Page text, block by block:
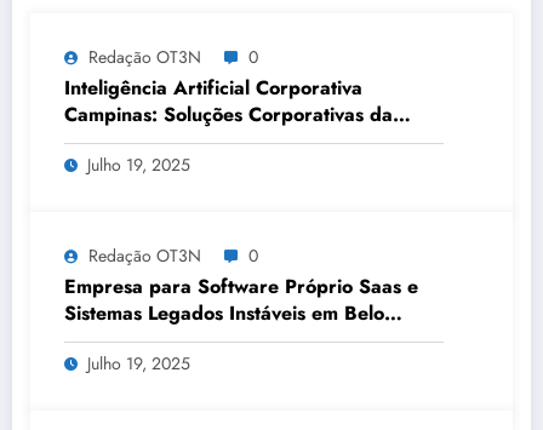
Redação OT3N 0
Inteligência Artificial Corporativa
Campinas: Soluções Corporativas da
OT3N Brasil – Guia 3083
Julho 19, 2025
Redação OT3N 0
Empresa para Software Próprio Saas e
Sistemas Legados Instáveis em Belo
Horizonte | OT3N Brasil – Guia 3449
Julho 19, 2025